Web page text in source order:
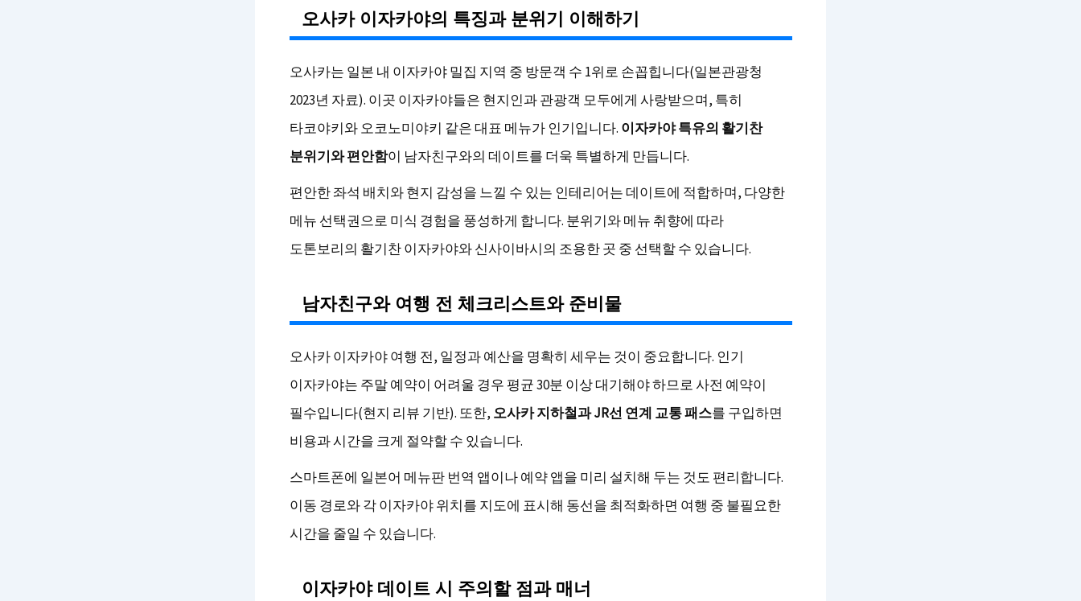
오사카 이자카야의 특징과 분위기 이해하기
오사카는 일본 내 이자카야 밀집 지역 중 방문객 수 1위로 손꼽힙니다(일본관광청
2023년 자료). 이곳 이자카야들은 현지인과 관광객 모두에게 사랑받으며, 특히
타코야키와 오코노미야키 같은 대표 메뉴가 인기입니다. 이자카야 특유의 활기찬
분위기와 편안함이 남자친구와의 데이트를 더욱 특별하게 만듭니다.
편안한 좌석 배치와 현지 감성을 느낄 수 있는 인테리어는 데이트에 적합하며, 다양한
메뉴 선택권으로 미식 경험을 풍성하게 합니다. 분위기와 메뉴 취향에 따라
도톤보리의 활기찬 이자카야와 신사이바시의 조용한 곳 중 선택할 수 있습니다.
남자친구와 여행 전 체크리스트와 준비물
오사카 이자카야 여행 전, 일정과 예산을 명확히 세우는 것이 중요합니다. 인기
이자카야는 주말 예약이 어려울 경우 평균 30분 이상 대기해야 하므로 사전 예약이
필수입니다(현지 리뷰 기반). 또한, 오사카 지하철과 JR선 연계 교통 패스를 구입하면
비용과 시간을 크게 절약할 수 있습니다.
스마트폰에 일본어 메뉴판 번역 앱이나 예약 앱을 미리 설치해 두는 것도 편리합니다.
이동 경로와 각 이자카야 위치를 지도에 표시해 동선을 최적화하면 여행 중 불필요한
시간을 줄일 수 있습니다.
이자카야 데이트 시 주의할 점과 매너